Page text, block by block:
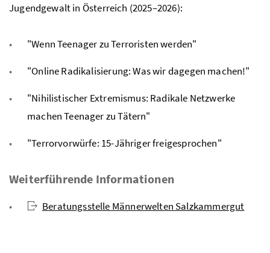
Jugendgewalt in Österreich (2025–2026):
"Wenn Teenager zu Terroristen werden"
"Online Radikalisierung: Was wir dagegen machen!"
"Nihilistischer Extremismus: Radikale Netzwerke
machen Teenager zu Tätern"
"Terrorvorwürfe: 15-Jähriger freigesprochen"
Weiterführende Informationen
Beratungsstelle Männerwelten Salzkammergut